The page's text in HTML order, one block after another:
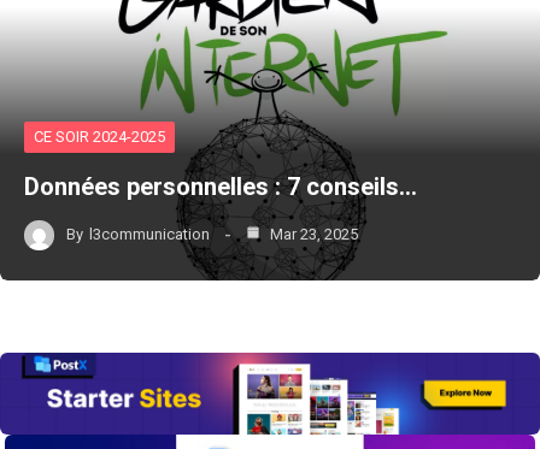
CE SOIR 2024-2025
Données personnelles : 7 conseils…
By l3communication Mar 23, 2025